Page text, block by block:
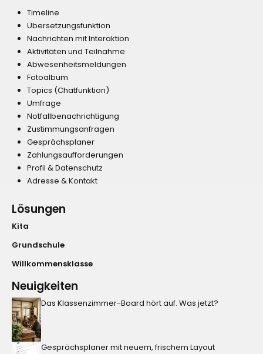
Timeline
Übersetzungsfunktion
Nachrichten mit Interaktion
Aktivitäten und Teilnahme
Abwesenheitsmeldungen
Fotoalbum
Topics (Chatfunktion)
Umfrage
Notfallbenachrichtigung
Zustimmungsanfragen
Gesprächsplaner
Zahlungsaufforderungen
Profil & Datenschutz
Adresse & Kontakt
Lösungen
Kita
Grundschule
Willkommensklasse
Neuigkeiten
Das Klassenzimmer-Board hört auf. Was jetzt?
Gesprächsplaner mit neuem, frischem Layout